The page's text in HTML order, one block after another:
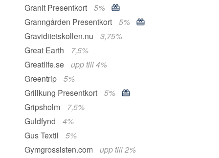
Granit Presentkort
5%
Granngården Presentkort
5%
Graviditetskollen.nu
3,75%
Great Earth
7,5%
Greatlife.se
upp till 4%
Greentrip
5%
Grillkung Presentkort
5%
Gripsholm
7,5%
Guldfynd
4%
Gus Textil
5%
Gymgrossisten.com
upp till 2%